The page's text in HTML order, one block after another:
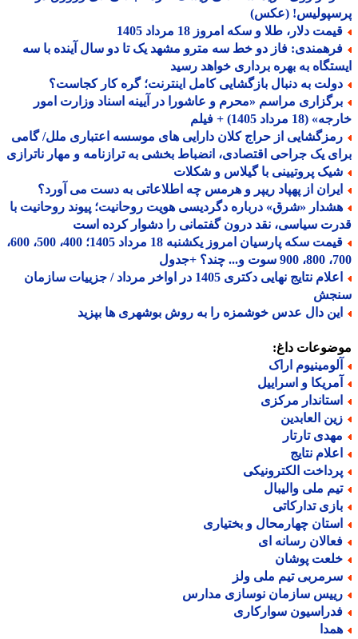
(عکس)
دلار، طلا و سکه امروز 18 مرداد 1405
فاز دو خط سه مترو مشهد یک تا دو سال آینده با سه
به بهره برداری خواهد رسید
به دنبال بازگشایی کامل اینترنت؛ گره کار کجاست؟
مراسم «محرم و عاشورا در آیینه اسناد وزارت امور
مرداد 1405) + فیلم
از حراج کلان دارایی های موسسه اعتباری ملل/ گامی
یک جراحی اقتصادی، انضباط بخشی به ترازنامه و مهار ناترازی
پروتیینی با گیلاس و شکلات
از پهپاد ریپر و هرمس چه اطلاعاتی به دست می آورد؟
«شرق» درباره دگردیسی هویت روحانیت؛ پیوند روحانیت با
سیاسی، نقد درون گفتمانی را دشوار کرده است
قیمت سکه پارسیان امروز یکشنبه 18 مرداد 1405؛ 400، 500، 600،
اعلام نتایج نهایی دکتری 1405 در اواخر مرداد / جزییات سازمان
دال عدس خوشمزه را به روش بوشهری ها بپزید
داغ:
اراک
و اسراییل
مرکزی
العابدین
تارتار
نتایج
الکترونیکی
ملی والیبال
تدارکاتی
چهارمحال و بختیاری
رسانه ای
پوشان
تیم ملی ولز
سازمان نوسازی مدارس
سوارکاری